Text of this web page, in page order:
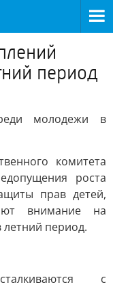
период
молодежи в
комитета
роста
прав детей,
внимание на
летний период.
с